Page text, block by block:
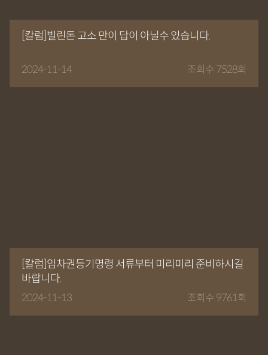
[칼럼]빌린돈 고소 만이 답이 아닐수 있습니다.
2024-11-14 조회수 7528회
[칼럼]임차권등기명령 서류부터 미리미리 준비하시길
바랍니다.
2024-11-13 조회수 9761회